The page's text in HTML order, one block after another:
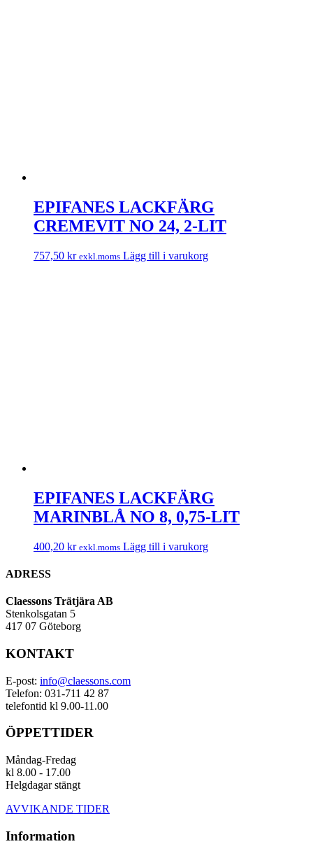
EPIFANES LACKFÄRG
CREMEVIT NO 24, 2-LIT
757,50 kr exkl.moms Lägg till i varukorg
EPIFANES LACKFÄRG
MARINBLÅ NO 8, 0,75-LIT
400,20 kr exkl.moms Lägg till i varukorg
ADRESS
Claessons Trätjära AB
Stenkolsgatan 5
417 07 Göteborg
KONTAKT
E-post: info@claessons.com
Telefon: 031-711 42 87
telefontid kl 9.00-11.00
ÖPPETTIDER
Måndag-Fredag
kl 8.00 - 17.00
Helgdagar stängt
AVVIKANDE TIDER
Information